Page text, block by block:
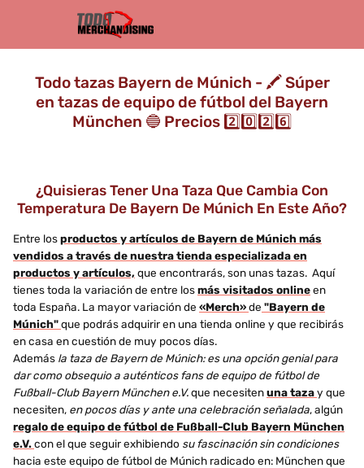
Todo tazas Bayern de Múnich - 🖍️ Súper
en tazas de equipo de fútbol del Bayern
München 🔵 Precios 2️⃣0️⃣2️⃣6️⃣
¿Quisieras Tener Una Taza Que Cambia Con
Temperatura De Bayern De Múnich En Este Año?
Entre losproductos y artículos de Bayern de Múnich más
vendidos a través de nuestra tienda especializada en
productos y artículos, que encontrarás, son unas tazas. Aquí
tienes toda la variación de entre losmás visitados onlineen
toda España. La mayor variación de «Merch»de "Bayern de
Múnich"que podrás adquirir en una tienda online y que recibirás
en casa en cuestión de muy pocos días.
Además la taza de Bayern de Múnich: es una opción genial para
dar como obsequio a auténticos fans de equipo de fútbol de
Fußball-Club Bayern München e.V.que necesitenuna tazay que
necesiten, en pocos días y ante una celebración señalada, algún
regalo de equipo de fútbol de Fußball-Club Bayern München
e.V.con el que seguir exhibiendo su fascinación sin condiciones
hacia este equipo de fútbol de Múnich radicado en: München que